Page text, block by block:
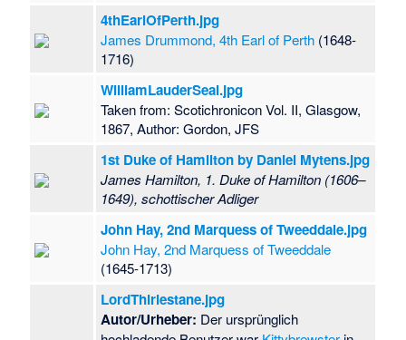
4thEarlOfPerth.jpg
James Drummond, 4th Earl of Perth (1648-
1716)
WilliamLauderSeal.jpg
Taken from: Scotichronicon Vol. II, Glasgow,
1867, Author: Gordon, JFS
1st Duke of Hamilton by Daniel Mytens.jpg
James Hamilton, 1. Duke of Hamilton (1606–
1649), schottischer Adliger
John Hay, 2nd Marquess of Tweeddale.jpg
John Hay, 2nd Marquess of Tweeddale
(1645-1713)
LordThirlestane.jpg
Autor/Urheber: Der ursprünglich